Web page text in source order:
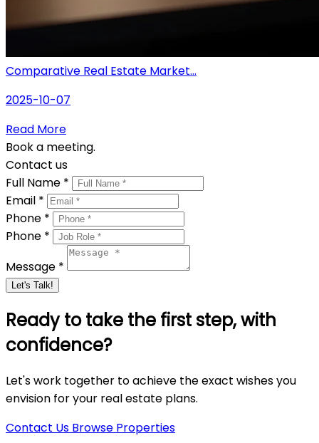
Comparative Real Estate Market...
2025-10-07
Read More
Book a meeting.
Contact us
Full Name *
Email *
Phone *
Phone *
Message *
Let's Talk!
Ready to take the first step, with
confidence?
Let's work together to achieve the exact wishes you
envision for your real estate plans.
Contact Us Browse Properties